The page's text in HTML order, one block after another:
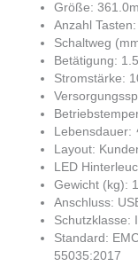
Größe:
Anzahl
Schaltweg
Betätigung:
Stromstärke:
Lebensdauer:
Layout:
LED
Gewicht (kg):
Anschluss:
Schutzklasse:
Standard:
55035:2017